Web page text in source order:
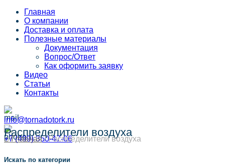
Главная
О компании
Доставка и оплата
Полезные материалы
Документация
Вопрос/Ответ
Как оформить заявку
Видео
Статьи
Контакты
info@tornadotork.ru
+7 (499) 350-47-06
Распределители воздуха
⌂ Главная/Распределители воздуха
Искать по категории